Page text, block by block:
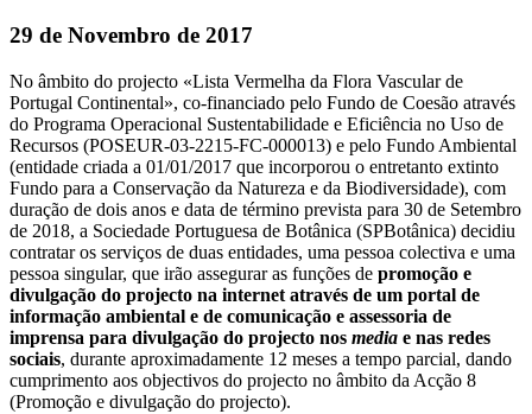
29 de Novembro de 2017
No âmbito do projecto «Lista Vermelha da Flora Vascular de
Portugal Continental», co-financiado pelo Fundo de Coesão através
do Programa Operacional Sustentabilidade e Eficiência no Uso de
Recursos (POSEUR-03-2215-FC-000013) e pelo Fundo Ambiental
(entidade criada a 01/01/2017 que incorporou o entretanto extinto
Fundo para a Conservação da Natureza e da Biodiversidade), com
duração de dois anos e data de término prevista para 30 de Setembro
de 2018, a Sociedade Portuguesa de Botânica (SPBotânica) decidiu
contratar os serviços de duas entidades, uma pessoa colectiva e uma
pessoa singular, que irão assegurar as funções de promoção e
divulgação do projecto na internet através de um portal de
informação ambiental e de comunicação e assessoria de
imprensa para divulgação do projecto nos media e nas redes
sociais, durante aproximadamente 12 meses a tempo parcial, dando
cumprimento aos objectivos do projecto no âmbito da Acção 8
(Promoção e divulgação do projecto).